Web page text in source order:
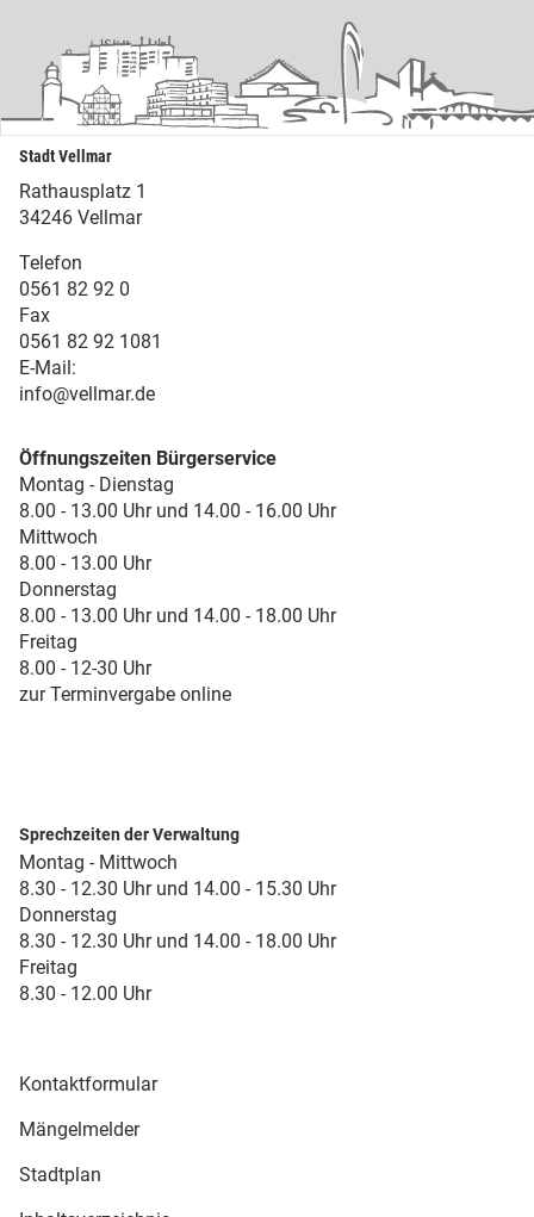
Stadt Vellmar
Rathausplatz 1
34246 Vellmar
Telefon
0561 82 92 0
Fax
0561 82 92 1081
E-Mail:
info@vellmar.de
Öffnungszeiten Bürgerservice
Montag - Dienstag
8.00 - 13.00 Uhr und 14.00 - 16.00 Uhr
Mittwoch
8.00 - 13.00 Uhr
Donnerstag
8.00 - 13.00 Uhr und 14.00 - 18.00 Uhr
Freitag
8.00 - 12-30 Uhr
zur Terminvergabe online
Sprechzeiten der Verwaltung
Montag - Mittwoch
8.30 - 12.30 Uhr und 14.00 - 15.30 Uhr
Donnerstag
8.30 - 12.30 Uhr und 14.00 - 18.00 Uhr
Freitag
8.30 - 12.00 Uhr
Kontaktformular
Mängelmelder
Stadtplan